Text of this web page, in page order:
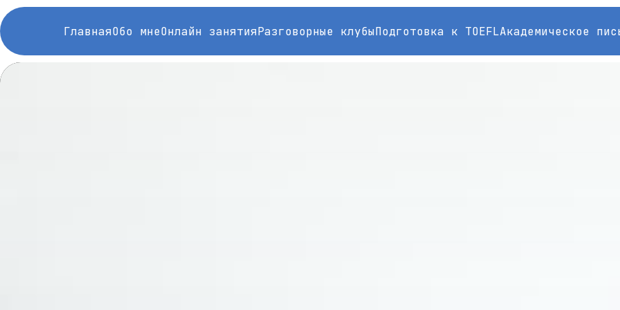
ГлавнаяОбо мнеОнлайн занятияРазговорные клубыПодготовка к TOEFLАкадемическое